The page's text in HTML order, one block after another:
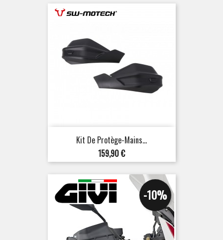
Kit De Protège-Mains...
Prix
159,90 €
-10%